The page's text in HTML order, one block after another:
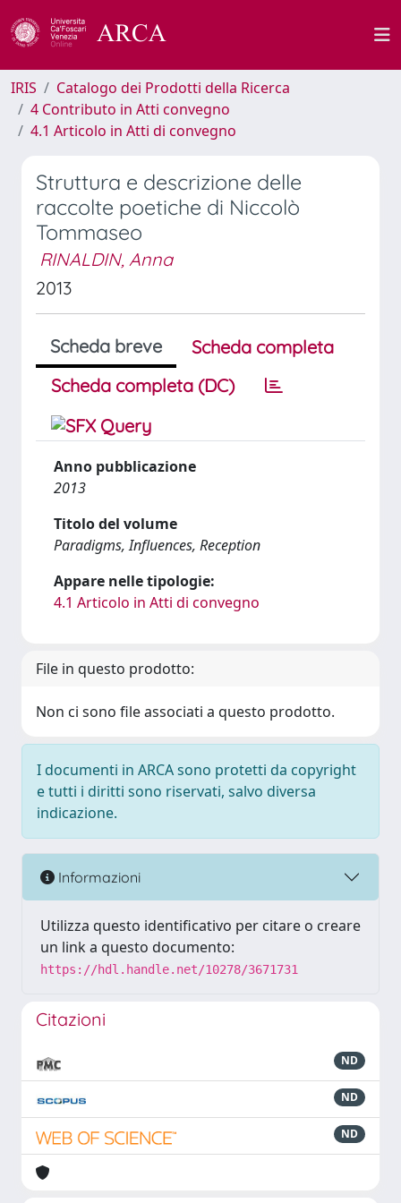
IRIS
Catalogo dei Prodotti della Ricerca
4 Contributo in Atti convegno
4.1 Articolo in Atti di convegno
Struttura e descrizione delle
raccolte poetiche di Niccolò
Tommaseo
RINALDIN, Anna
2013
Scheda breve
Scheda completa
Scheda completa (DC)
Anno pubblicazione
2013
Titolo del volume
Paradigms, Influences, Reception
Appare nelle tipologie:
4.1 Articolo in Atti di convegno
File in questo prodotto:
Non ci sono file associati a questo prodotto.
I documenti in ARCA sono protetti da copyright
e tutti i diritti sono riservati, salvo diversa
indicazione.
Informazioni
Utilizza questo identificativo per citare o creare
un link a questo documento:
https://hdl.handle.net/10278/3671731
Citazioni
ND
ND
ND